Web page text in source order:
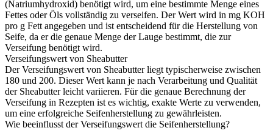
(Natriumhydroxid) benötigt wird, um eine bestimmte Menge eines
Fettes oder Öls vollständig zu verseifen. Der Wert wird in mg KOH
pro g Fett angegeben und ist entscheidend für die Herstellung von
Seife, da er die genaue Menge der Lauge bestimmt, die zur
Verseifung benötigt wird.
Verseifungswert von Sheabutter
Der Verseifungswert von Sheabutter liegt typischerweise zwischen
180 und 200. Dieser Wert kann je nach Verarbeitung und Qualität
der Sheabutter leicht variieren. Für die genaue Berechnung der
Verseifung in Rezepten ist es wichtig, exakte Werte zu verwenden,
um eine erfolgreiche Seifenherstellung zu gewährleisten.
Wie beeinflusst der Verseifungswert die Seifenherstellung?